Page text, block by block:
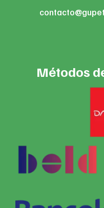
Métodos